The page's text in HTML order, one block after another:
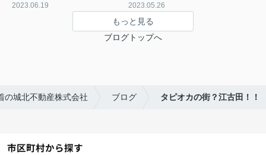
2023.06.19 2023.05.26
もっと見る
ブログトップへ
の城北不動産株式会社 ブログ タピオカの街？江古田！！
市区町村から探す